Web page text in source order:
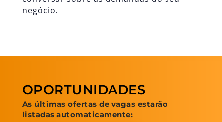
negócio.
OPORTUNIDADES
As últimas ofertas de vagas estarão
listadas automaticamente: